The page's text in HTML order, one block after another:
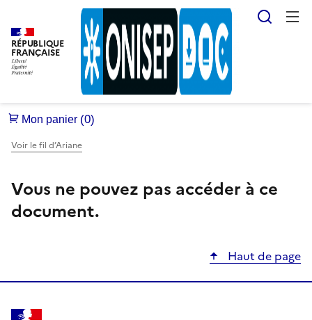
RÉPUBLIQUE
FRANÇAISE
Voir le fil d’Ariane
Vous ne pouvez pas accéder à ce
document.
Haut de page